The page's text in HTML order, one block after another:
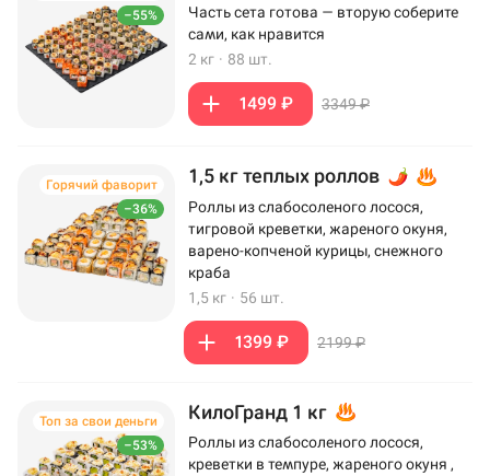
–55%
Часть сета готова — вторую соберите
сами, как нравится
2 кг · 88 шт.
1499 ₽ 3349 ₽
–36%
Горячий фаворит 1,5 кг теплых роллов
Роллы из слабосоленого лосося,
тигровой креветки, жареного окуня,
варено-копченой курицы, снежного
краба
1,5 кг · 56 шт.
1399 ₽ 2199 ₽
–53%
Топ за свои деньги КилоГранд 1 кг
Роллы из слабосоленого лосося,
креветки в темпуре, жареного окуня ,